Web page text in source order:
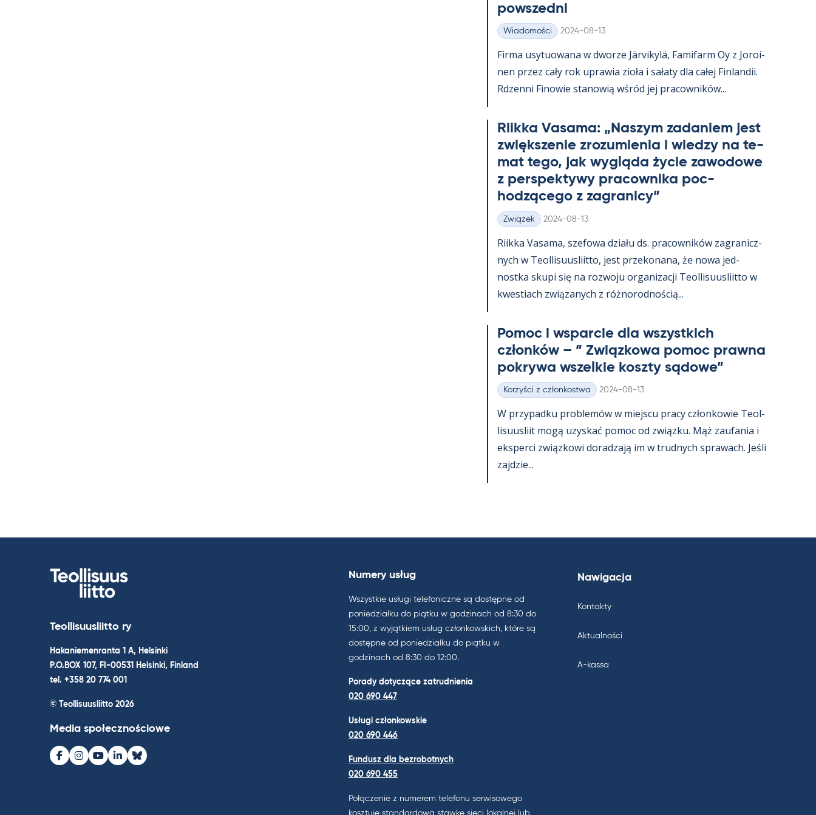
powszedni
Kategorie
Wiadomości Kirjoitettu
2024-08-13
Firma usy­tuowana w dworze Jär­vi­kylä, Fa­mi­farm Oy z Jo­roi­
nen przez cały rok uprawia zioła i sałaty dla całej Fin­lan­dii.
Rdzenni Fi­nowie sta­nowią wśród jej pracow­ników...
Riikka Va­sama: „Naszym za­da­niem jest
zwiększe­nie zrozu­mie­nia i wiedzy na te­
mat tego, jak wygląda życie zawo­dowe
z pers­pek­tywy pracow­nika poc­
hodzącego z za­gra­nicy”
Kategorie
Związek Kirjoitettu
2024-08-13
Riikka Va­sama, sze­fowa działu ds. pracow­ników za­gra­nicz­
nych w Teol­li­suus­liitto, jest prze­ko­nana, że nowa jed­
nostka skupi się na rozwoju or­ga­nizacji Teol­li­suus­liitto w
kwes­tiach związa­nych z róż­no­rod­nością...
Po­moc i ws­parcie dla wszyst­kich
członków – ” Związ­kowa po­moc prawna
pok­rywa wszel­kie koszty są­dowe”
Kategorie
Korzyści z członkostwa Kirjoitettu
2024-08-13
W przy­padku problemów w miejscu pracy człon­kowie Teol­
li­suus­liit mogą uzys­kać po­moc od związku. Mąż zau­fa­nia i
eks­perci związ­kowi do­radzają im w trud­nych sprawach. Jeśli
zajdzie...
Teollisuusliitto ry
Hakaniemenranta 1 A, Helsinki
P.O.BOX 107, FI-00531 Helsinki, Finland
tel. +358 20 774 001
© Teollisuusliitto 2026
Media społecznościowe
Facebook
Instagram
Youtube
LinkedInBluesky
Numery usług
Wszystkie usługi telefoniczne są dostępne od
poniedziałku do piątku w godzinach od 8:30 do
15:00, z wyjątkiem usług członkowskich, które są
dostępne od poniedziałku do piątku w
godzinach od 8:30 do 12:00.
Porady dotyczące zatrudnienia
020 690 447
Usługi członkowskie
020 690 446
Fundusz dla bezrobotnych
020 690 455
Połączenie z numerem telefonu serwisowego
kosztuje standardową stawkę sieci lokalnej lub
Nawigacja
Kontakty
Aktualności
A-kassa